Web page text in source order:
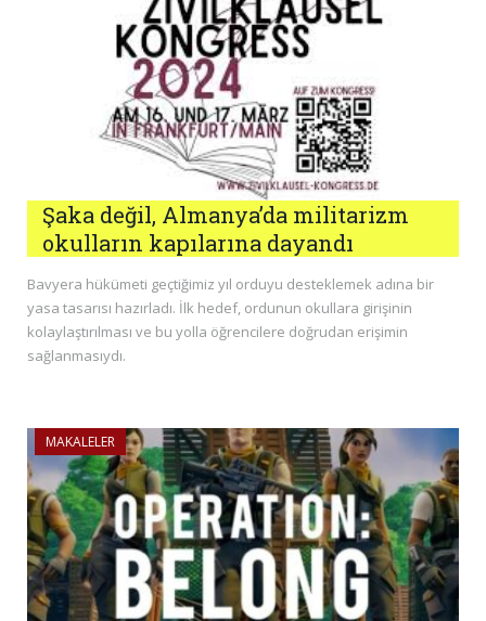
Şaka değil, Almanya’da militarizm
okulların kapılarına dayandı
Bavyera hükümeti geçtiğimiz yıl orduyu desteklemek adına bir
yasa tasarısı hazırladı. İlk hedef, ordunun okullara girişinin
kolaylaştırılması ve bu yolla öğrencilere doğrudan erişimin
sağlanmasıydı.
MAKALELER